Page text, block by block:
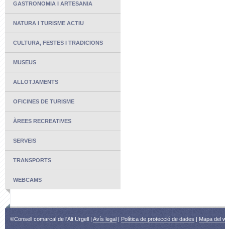
GASTRONOMIA I ARTESANIA
NATURA I TURISME ACTIU
CULTURA, FESTES I TRADICIONS
MUSEUS
ALLOTJAMENTS
OFICINES DE TURISME
ÀREES RECREATIVES
SERVEIS
TRANSPORTS
WEBCAMS
©Consell comarcal de l'Alt Urgell | Avís legal | Política de protecció de dades | Mapa del